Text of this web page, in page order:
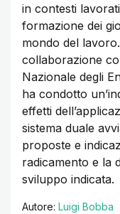
in contesti
formazione dei
mondo del
collaborazione
Nazionale degli
ha condotto
effetti
sistema duale
proposte e
radicamento e la
sviluppo indicata.
Autore: Luigi Bobba